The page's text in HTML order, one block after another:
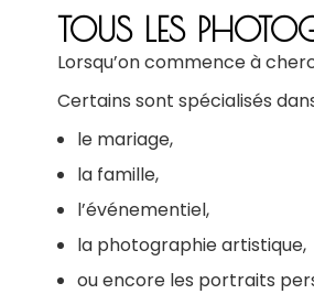
TOUS LES
Lorsqu’on commence à
Certains sont spécialisés
le mariage,
la famille,
l’événementiel,
la photographie artistique,
ou encore les portraits